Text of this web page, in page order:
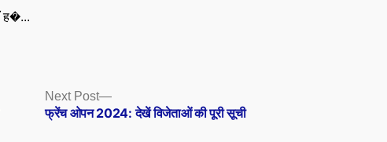
ह�...
Next Post
Next
post:
फ्रेंच ओपन 2024: देखें विजेताओं की पूरी सूची